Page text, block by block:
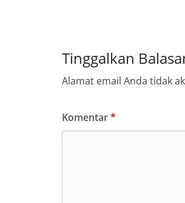
Tinggalkan
Alamat email Anda tidak
Komentar*